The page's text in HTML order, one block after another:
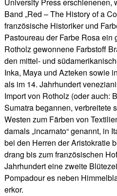
University Press erschienenen,
Band „Red – The History of a
französische Historiker und
Pastoureau der Farbe Rosa ein
Rotholz gewonnene Farbstoff
den mittel- und
Inka, Maya und Azteken sowie
als im 14. Jahrhundert
Import von Rotholz (oder auch:
Sumatra begannen, verbreitete
Westen zum Färben von
damals „incarnato“ genannt, in
bei den Herren der Aristokratie
drang bis zum französischen
Jahrhundert eine zweite
Pompadour es neben
erkor.